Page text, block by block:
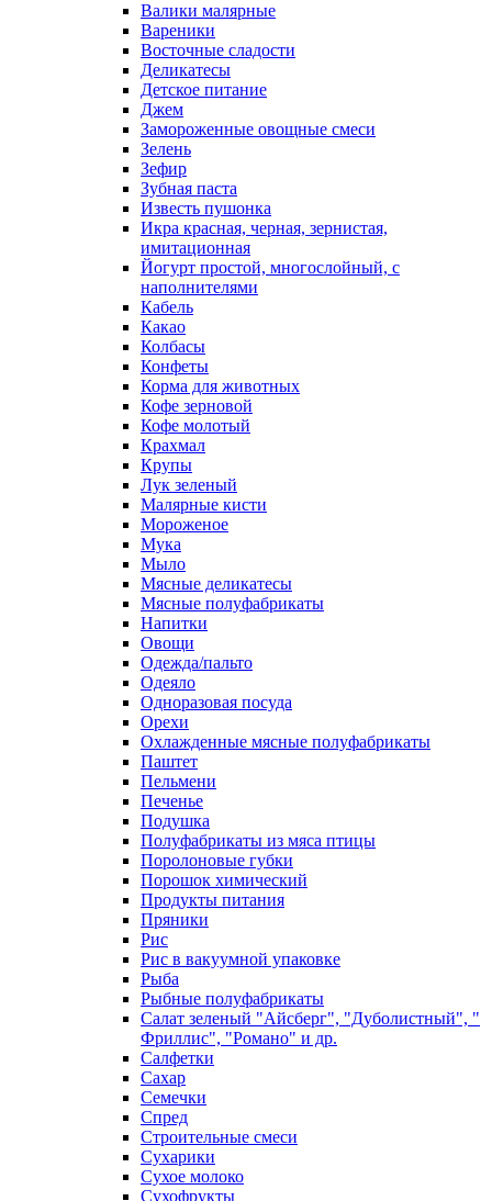
Валики малярные
Вареники
Восточные сладости
Деликатесы
Детское питание
Джем
Замороженные овощные смеси
Зелень
Зефир
Зубная паста
Известь пушонка
Икра красная, черная, зернистая,
имитационная
Йогурт простой, многослойный, с
наполнителями
Кабель
Какао
Колбасы
Конфеты
Корма для животных
Кофе зерновой
Кофе молотый
Крахмал
Крупы
Лук зеленый
Малярные кисти
Мороженое
Мука
Мыло
Мясные деликатесы
Мясные полуфабрикаты
Напитки
Овощи
Одежда/пальто
Одеяло
Одноразовая посуда
Орехи
Охлажденные мясные полуфабрикаты
Паштет
Пельмени
Печенье
Подушка
Полуфабрикаты из мяса птицы
Поролоновые губки
Порошок химический
Продукты питания
Пряники
Рис
Рис в вакуумной упаковке
Рыба
Рыбные полуфабрикаты
Салат зеленый "Айсберг", "Дуболистный", "
Фриллис", "Романо" и др.
Салфетки
Сахар
Семечки
Спред
Строительные смеси
Сухарики
Сухое молоко
Сухофрукты